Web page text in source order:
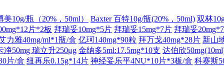
美10g/瓶（20%，50ml） Baxter 百特10g/瓶(20%，50ml) 双林
片*2板 拜瑞妥10mg*5片 拜瑞妥15mg*7片 拜瑞妥
力雅40mg/ml*1瓶/盒 亿珂140mg*90粒 拜万戈40mg*28片 新山
净50mg 瑞立升250μg 金纳多5ml:17.5mg*10支 达伯欣
片/盒 纽再乐0.15g*14片 神经妥乐平4NU*10片*3板/盒 科赛斯